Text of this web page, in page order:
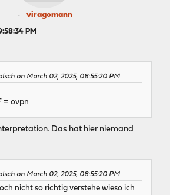
viragomann
PM
on March 02, 2025, 08:55:20 PM
= ovpn
Das hat hier niemand
on March 02, 2025, 08:55:20 PM
nicht so richtig verstehe wieso ich